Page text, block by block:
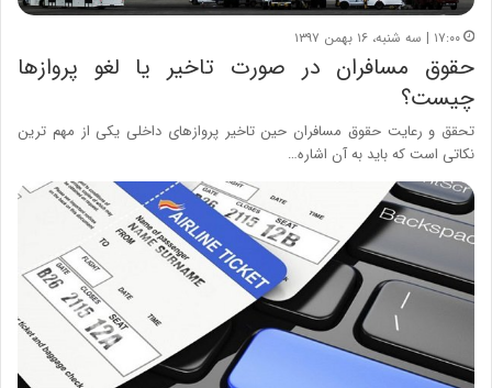
۱۷:۰۰ | سه شنبه، ۱۶ بهمن ۱۳۹۷
حقوق مسافران در صورت تاخیر یا لغو پروازها
چیست؟
تحقق و رعایت حقوق مسافران حین تاخیر پروازهای داخلی یکی از مهم ترین
نکاتی است که باید به آن اشاره…